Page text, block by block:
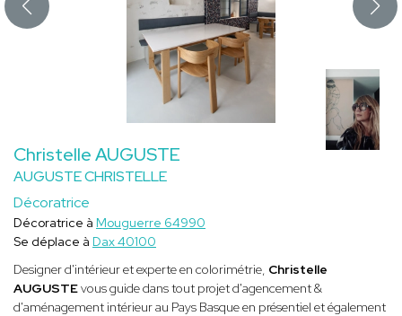
Christelle AUGUSTE
AUGUSTE CHRISTELLE
Décoratrice
Décoratrice à Mouguerre 64990
Se déplace à Dax 40100
Designer d'intérieur et experte en colorimétrie, Christelle
AUGUSTEvous guide dans tout projet d'agencement &
d'aménagement intérieur au Pays Basque en présentiel et également